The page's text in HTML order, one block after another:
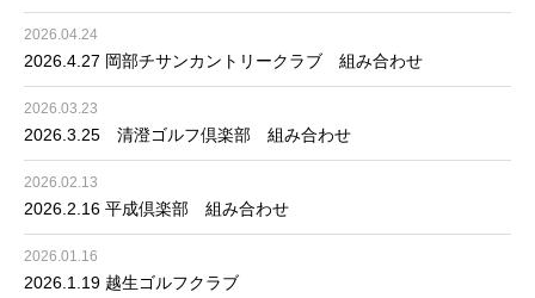
2026.04.24
2026.4.27 岡部チサンカントリークラブ 組み合わせ
2026.03.23
2026.3.25 清澄ゴルフ倶楽部 組み合わせ
2026.02.13
2026.2.16 平成倶楽部 組み合わせ
2026.01.16
2026.1.19 越生ゴルフクラブ